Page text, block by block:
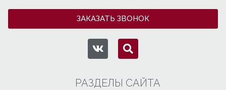
ЗАКАЗАТЬ ЗВОНОК
РАЗДЕЛЫ САЙТА